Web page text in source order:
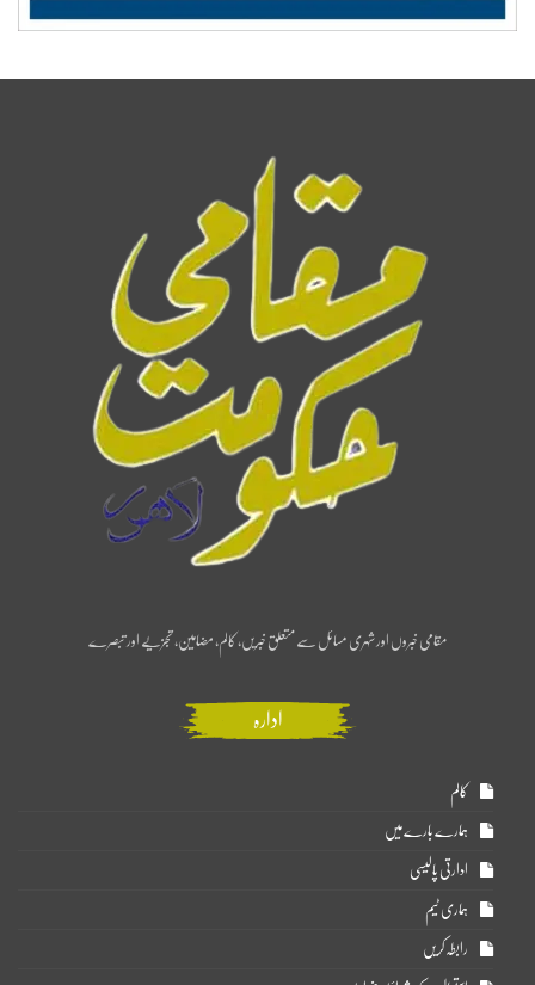
مقامی خبروں اور شہری مسائل سے متعلق خبریں، کالم، مضامین، تجزیے اور تبصرے
ادارہ
کالم
ہمارے بارے میں
ادارتی پالیسی
ہماری ٹیم
رابطہ کریں